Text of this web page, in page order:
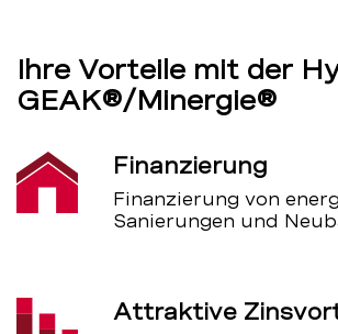
Ihre Vorteile mit der
GEAK®/Minergie®
Finanzierung
Finanzierung von
Sanierungen und
Attraktive